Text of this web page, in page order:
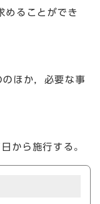
めることができ
ほか，必要な事
から施行する。